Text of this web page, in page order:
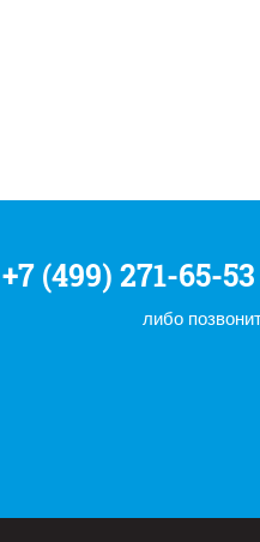
+7 (499) 271-65-
либо